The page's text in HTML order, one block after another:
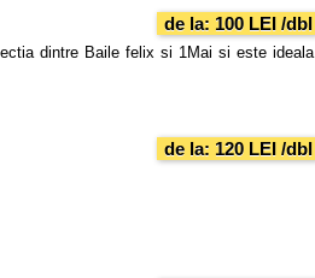
de la: 100 LEI /dbl
dintre Baile felix si 1Mai si este ideala
de la: 120 LEI /dbl